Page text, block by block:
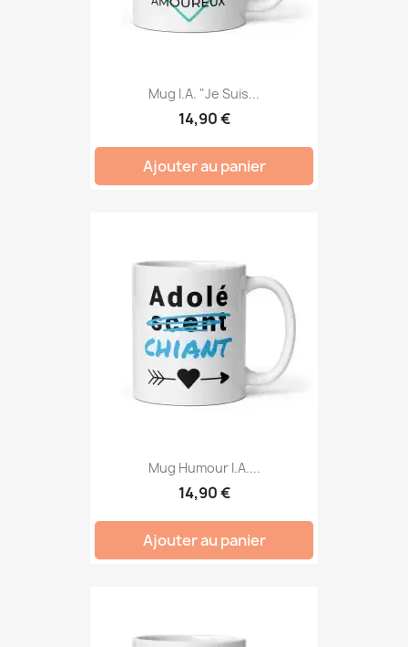
Mug I.A. "Je Suis...
14,90 €
Ajouter au panier
Mug Humour I.A....
14,90 €
Ajouter au panier